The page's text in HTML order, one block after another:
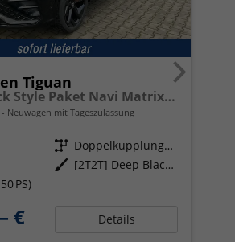
Tiguan
R-Line Black Style Paket Navi Matrix-LED ACC
Neuwagen mit Tageszulassung
Getriebe
Doppelkupplungsgetriebe (DSG)
Außenfarbe
[2T2T] Deep Black Perleffekt
PS)
€ Details